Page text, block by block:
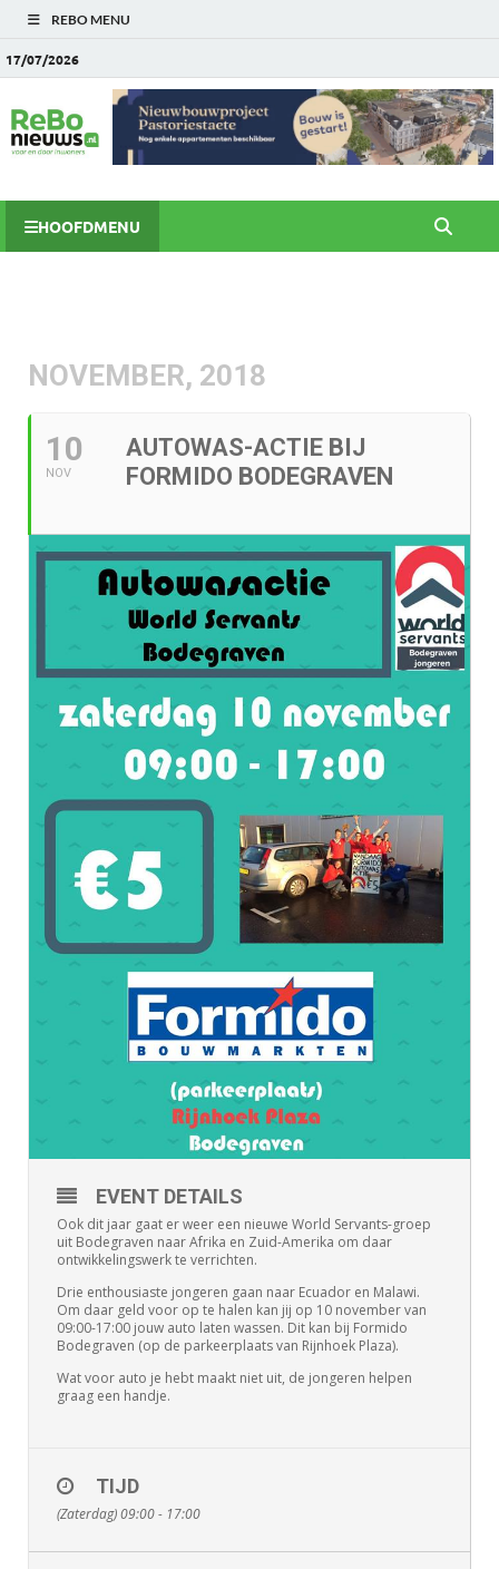
REBO MENU
17/07/2026
HOOFDMENU
NOVEMBER, 2018
10
NOV
AUTOWAS-ACTIE BIJ
FORMIDO BODEGRAVEN
EVENT DETAILS
Ook dit jaar gaat er weer een nieuwe World Servants-groep
uit Bodegraven naar Afrika en Zuid-Amerika om daar
ontwikkelingswerk te verrichten.
Drie enthousiaste jongeren gaan naar Ecuador en Malawi.
Om daar geld voor op te halen kan jij op 10 november van
09:00-17:00 jouw auto laten wassen. Dit kan bij Formido
Bodegraven (op de parkeerplaats van Rijnhoek Plaza).
Wat voor auto je hebt maakt niet uit, de jongeren helpen
graag een handje.
TIJD
(Zaterdag) 09:00 - 17:00